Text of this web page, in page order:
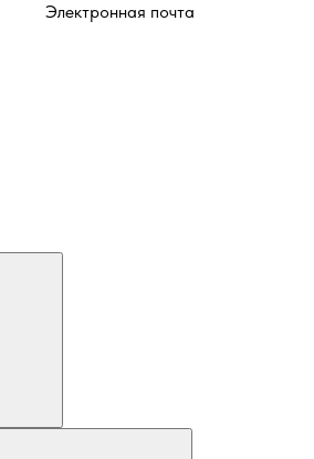
Электронная почта